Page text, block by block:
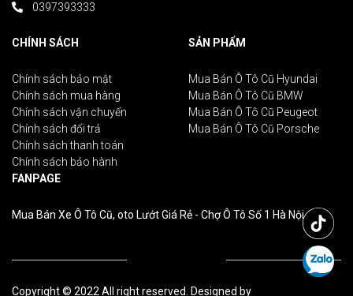
0397393333
CHÍNH SÁCH
Chính sách bảo mật
Chính sách mua hàng
Chính sách vận chuyển
Chính sách đổi trả
Chính sách thanh toán
Chính sách bảo hành
SẢN PHẨM
Mua Bán Ô Tô Cũ Hyundai
Mua Bán Ô Tô Cũ BMW
Mua Bán Ô Tô Cũ Peugeot
Mua Bán Ô Tô Cũ Porsche
FANPAGE
Mua Bán Xe Ô Tô Cũ, oto Lướt Giá Rẻ - Chợ Ô Tô Số 1 Hà Nội
Copyright © 2022 All right reserved. Designed by